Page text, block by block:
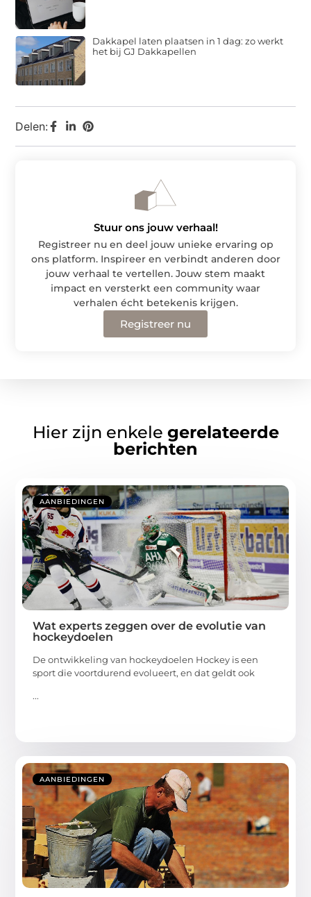
Delen:
Dakkapel laten plaatsen in 1 dag: zo werkt
het bij GJ Dakkapellen
Stuur ons jouw verhaal!
Registreer nu en deel jouw unieke ervaring op
ons platform. Inspireer en verbindt anderen door
jouw verhaal te vertellen. Jouw stem maakt
impact en versterkt een community waar
verhalen écht betekenis krijgen.
Registreer nu
Hier zijn enkele gerelateerde
berichten
AANBIEDINGEN
Wat experts zeggen over de evolutie van
hockeydoelen
De ontwikkeling van hockeydoelen Hockey is een
sport die voortdurend evolueert, en dat geldt ook
...
AANBIEDINGEN